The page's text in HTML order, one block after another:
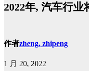
2022年, 汽车行业
作者zheng, zhipeng
1 月 20, 2022